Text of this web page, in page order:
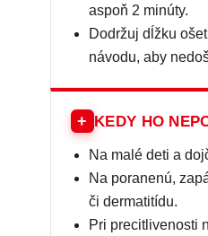
aspoň 2 minúty.
Dodržuj dĺžku
návodu, aby
+ KEDY HO
Na malé deti a
Na poranenú,
či dermatitídu.
Pri precitlivenosti